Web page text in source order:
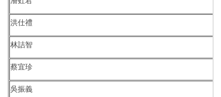
校友留言版
洪仕禮
林詰智
蔡宜珍
吳振義